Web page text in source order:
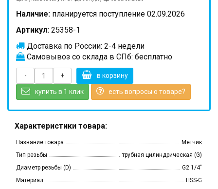
Наличие: планируется поступление 02.09.2026
Артикул: 25358-1
Доставка по России: 2-4 недели
Самовывоз со склада в СПб: бесплатно
- + в корзину
купить в 1 клик есть вопросы о товаре?
Характеристики товара:
Название товара
Метчик
Тип резьбы
трубная цилиндрическая (G)
Диаметр резьбы (D)
G2.1/4"
Материал
HSS-G